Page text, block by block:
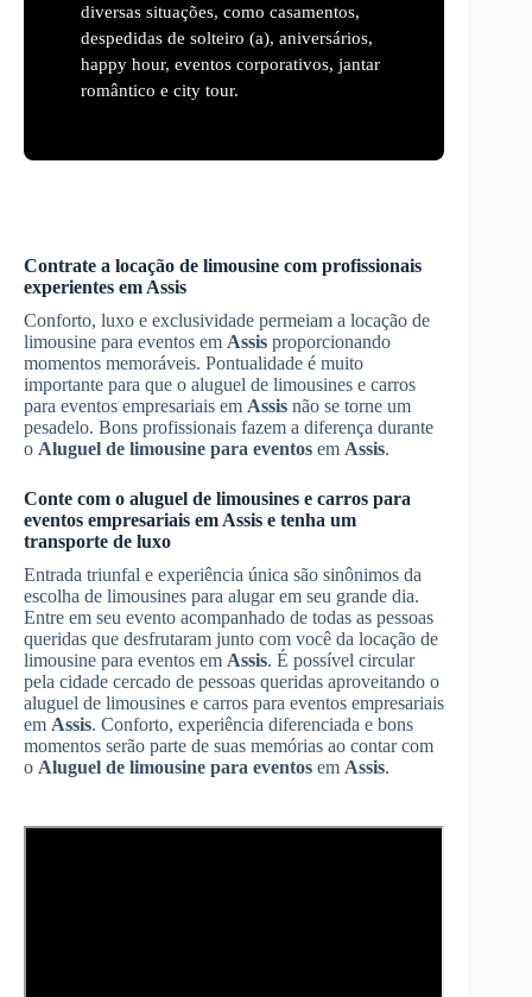
diversas situações, como casamentos,
despedidas de solteiro (a), aniversários,
happy hour, eventos corporativos, jantar
romântico e city tour.
Contrate a locação de limousine com profissionais
experientes em Assis
Conforto, luxo e exclusividade permeiam a locação de
limousine para eventos em Assis proporcionando
momentos memoráveis. Pontualidade é muito
importante para que o aluguel de limousines e carros
para eventos empresariais em Assis não se torne um
pesadelo. Bons profissionais fazem a diferença durante
o Aluguel de limousine para eventos em Assis.
Conte com o aluguel de limousines e carros para
eventos empresariais em Assis e tenha um
transporte de luxo
Entrada triunfal e experiência única são sinônimos da
escolha de limousines para alugar em seu grande dia.
Entre em seu evento acompanhado de todas as pessoas
queridas que desfrutaram junto com você da locação de
limousine para eventos em Assis. É possível circular
pela cidade cercado de pessoas queridas aproveitando o
aluguel de limousines e carros para eventos empresariais
em Assis. Conforto, experiência diferenciada e bons
momentos serão parte de suas memórias ao contar com
o Aluguel de limousine para eventos em Assis.